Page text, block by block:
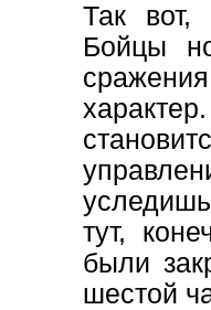
Так вот,
Бойцы
тут,
были
шестой